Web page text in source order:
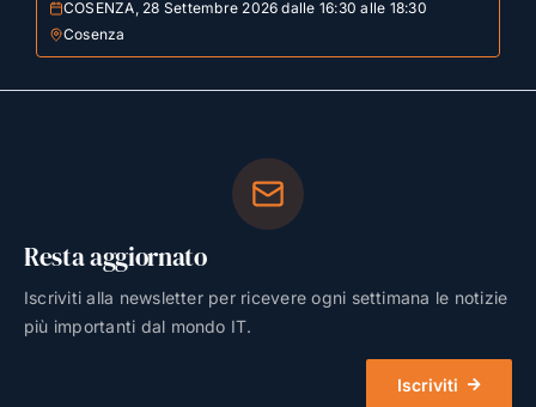
COSENZA, 28 Settembre 2026 dalle 16:30 alle 18:30
Cosenza
Resta aggiornato
Iscriviti alla newsletter per ricevere ogni settimana le notizie
più importanti dal mondo IT.
Iscriviti